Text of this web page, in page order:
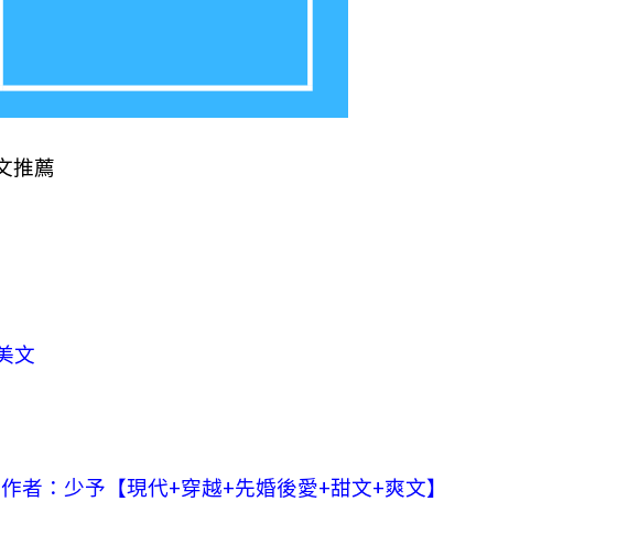
推薦
文
者：少予【現代+穿越+先婚後愛+甜文+爽文】